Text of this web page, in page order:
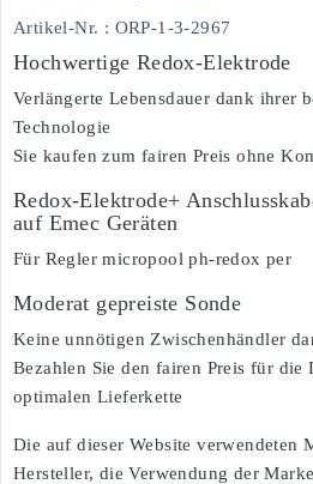
Artikel-Nr. : ORP-1-3-2967
Hochwertige Redox-Elektrode
Verlängerte Lebensdauer dank ihrer
Technologie
Sie kaufen zum fairen Preis ohne
Redox-Elektrode+
auf Emec Geräten
Für Regler micropool ph-redox per
Moderat gepreiste Sonde
Keine unnötigen Zwischenhändler
Bezahlen Sie den fairen Preis für die
optimalen Lieferkette
Die auf dieser Website verwendeten
Hersteller, die Verwendung der